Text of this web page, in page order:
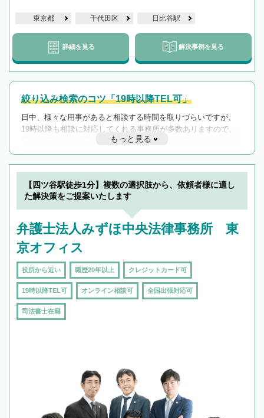
東京都 千代田区 日比谷駅
詳細を見る 解決事例を見る
絞り込み検索のコツ「19時以降TEL可」
日中、様々な用事があると相談する時間を取りづらいですが、
19時以降も相談に対応してくれる事務所が多数ありますので、
遅い時間の相談が増えそうな場合はそのような事務所に絞り込
んで検索してみましょう。
19時以降TEL可の条件
を加えて再検索
もっと見る
【四ツ谷駅徒歩1分】複数の選択肢から、依頼者様に適し
た解決策をご提案いたします
弁護士法人みずほ中央法律事務所 東
京オフィス
役所から近い 職歴20年以上 クレジットカード可
19時以降TEL可 オンライン相談可 全国出張対応可
司法書士在籍